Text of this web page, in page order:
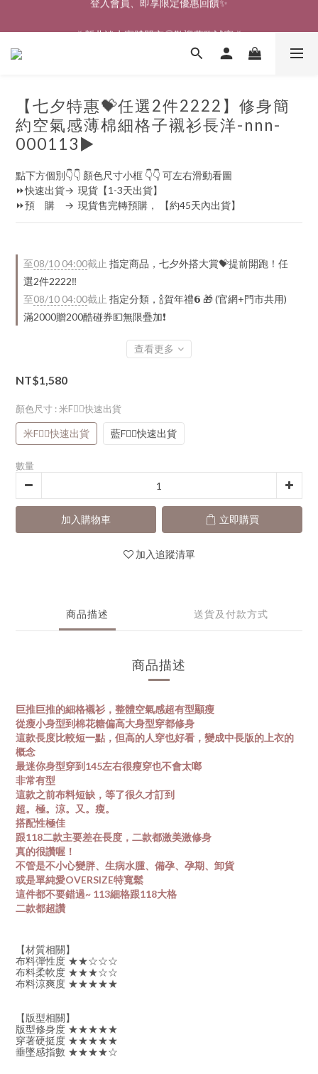
【七夕特惠💝任選2件2222】修身簡
約空氣感薄棉細格子襯衫長洋-nnn-
000113▶
點下方個別👇👇 顏色尺寸小框 👇👇 可左右滑動看圖
⏩快速出貨→  現貨【1-3天出貨】
⏩預　購　→  現貨售完轉預購， 【約45天內出貨】
至08/10 04:00截止 指定商品，七夕外搭大賞💝提前開跑！任
選2件2222‼️
至08/10 04:00截止 指定分類，🍾賀年禮️𝟲 🎁 (官網+門市共用)
滿2000贈200酷碰券💵無限疊加❗
查看更多
NT$1,580
顏色尺寸 : 米F👈🏻快速出貨
米F👈🏻快速出貨 藍F👈🏻快速出貨
數量
加入購物車 立即購買
加入追蹤清單
商品描述 送貨及付款方式
商品描述
巨推巨推的細格襯衫，整體空氣感超有型顯瘦
從瘦小身型到棉花糖偏高大身型穿都修身
這款長度比較短一點，但高的人穿也好看，變成中長版的上衣的
概念
最迷你身型穿到145左右很瘦穿也不會太啷
非常有型
這款之前布料短缺，等了很久才訂到
超。極。涼。又。瘦。
搭配性極佳
跟118二款主要差在長度，二款都激美激修身
真的很讚喔！
不管是不小心變胖、生病水腫、備孕、孕期、卸貨
或是單純愛OVERSIZE特寬鬆
這件都不要錯過~ 113細格跟118大格
二款都超讚
【材質相關】
布料彈性度 ★★☆☆☆
布料柔軟度 ★★★☆☆
布料涼爽度 ★★★★★
【版型相關】
版型修身度 ★★★★★
穿著硬挺度 ★★★★★
垂墜感指數 ★★★★☆